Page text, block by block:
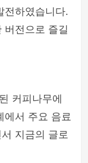
전하였습니다.
버전으로 즐길
커피나무에
에서 주요 음료
지금의 글로